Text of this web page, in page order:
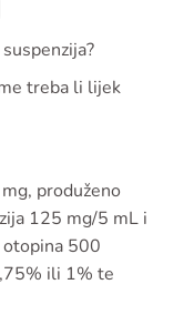
treba li lijek
produženo
125 mg/5 mL i
500
ili 1% te